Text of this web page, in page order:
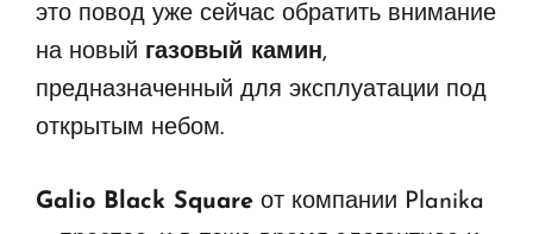
это повод уже сейчас обратить внимание
на новый газовый камин,
предназначенный для эксплуатации под
открытым небом.
Galio Black Square от компании Planika